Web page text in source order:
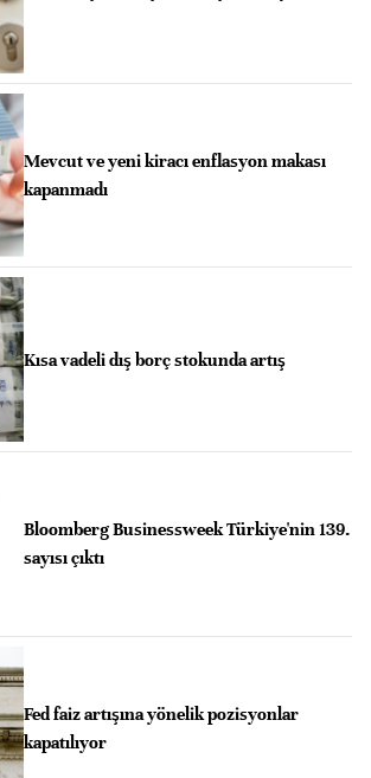
Mevcut ve yeni kiracı enflasyon makası
kapanmadı
Kısa vadeli dış borç stokunda artış
Bloomberg Businessweek Türkiye'nin 139.
sayısı çıktı
Fed faiz artışına yönelik pozisyonlar
kapatılıyor